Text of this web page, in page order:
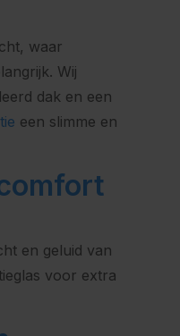
waar
Wij
dak en een
een slimme en
en geluid van
voor extra